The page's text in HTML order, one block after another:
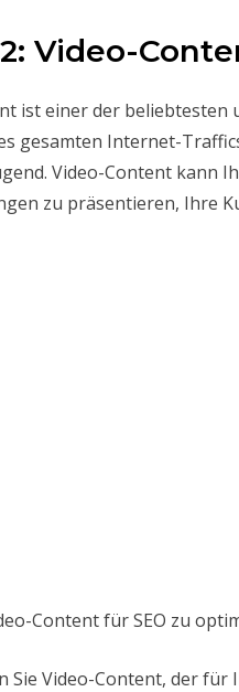
Video-
ist einer der beliebtesten
gesamten Internet-
Video-Content kann
zu präsentieren, Ihre
Content für SEO zu
Sie Video-Content, der